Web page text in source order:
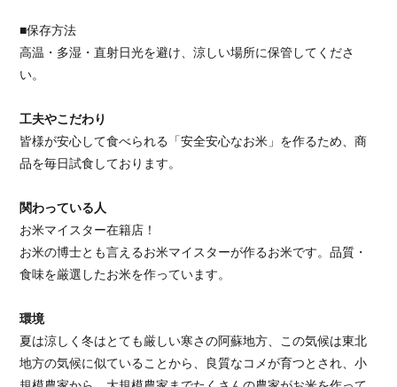
■保存方法
高温・多湿・直射日光を避け、涼しい場所に保管してくださ
い。
工夫やこだわり
皆様が安心して食べられる「安全安心なお米」を作るため、商
品を毎日試食しております。
関わっている人
お米マイスター在籍店！
お米の博士とも言えるお米マイスターが作るお米です。品質・
食味を厳選したお米を作っています。
環境
夏は涼しく冬はとても厳しい寒さの阿蘇地方、この気候は東北
地方の気候に似ていることから、良質なコメが育つとされ、小